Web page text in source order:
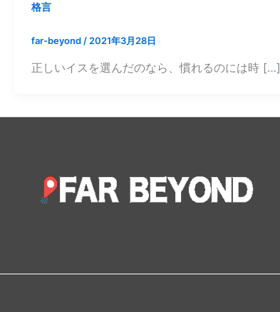
格言
far-beyond/2021年3月28日
正しいイスを選んだのなら、慣れるのには時 […]